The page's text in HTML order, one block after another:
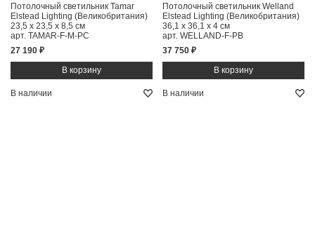
Потолочный светильник Tamar
Elstead Lighting (Великобритания)
23,5 x 23,5 x 8,5 см
арт. TAMAR-F-M-PC
27 190 ₽
Потолочный светильник Welland
Elstead Lighting (Великобритания)
36,1 x 36,1 x 4 см
арт. WELLAND-F-PB
37 750 ₽
В наличии В наличии